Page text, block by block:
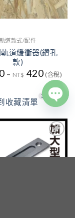
軌道款式/配件
道緩衝器(鑽孔
款)
– NT$ 420 (含稅)
收藏清單
3
加入
到收
藏清
單
3